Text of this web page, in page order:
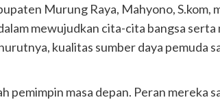
Murung Raya, Mahyono, S.kom,
mewujudkan cita-cita bangsa
kualitas sumber daya pemuda
pemimpin masa depan. Peran